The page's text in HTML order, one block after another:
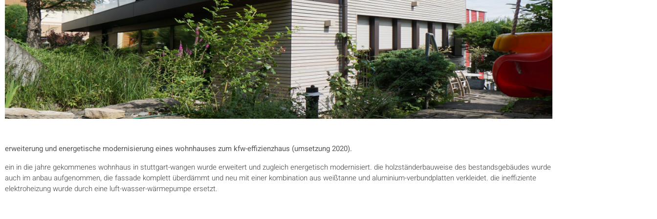
erweiterung und energetische modernisierung eines wohnhauses zum kfw-effizienzhaus (umsetzung 2020).
ein in die jahre gekommenes wohnhaus in stuttgart-wangen wurde erweitert und zugleich energetisch modernisiert. die holzständerbauweise des bestandsgebäudes wurde
auch im anbau aufgenommen, die fassade komplett überdämmt und neu mit einer kombination aus weißtanne und aluminium-verbundplatten verkleidet. die ineffiziente
elektroheizung wurde durch eine luft-wasser-wärmepumpe ersetzt.